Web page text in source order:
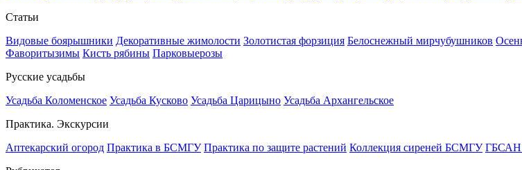
Статьи
Видовые боярышники Декоративные жимолости Золотистая форзиция Белоснежный мирчубушников
Фаворитызимы Кисть рябины Парковыерозы
Русские усадьбы
Усадьба Коломенское Усадьба Кусково Усадьба Царицыно Усадьба Архангельское
Практика. Экскурсии
Аптекарский огород Практика в БСМГУ Практика по защите растений Коллекция сиреней БСМГУ